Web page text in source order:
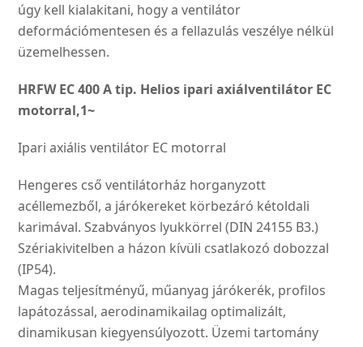
úgy kell kialakitani, hogy a ventilátor
deformációmente­sen és a fellazulás veszélye nélkül
üzemelhessen.
HRFW EC 400 A tip. Helios ipari axiálventilátor EC
motorral,1~
Ipari axiális ventilátor EC motorral
Hengeres cső ventilátorház horganyzott
acéllemezből, a járókereket körbezáró kétoldali
karimával. Szabványos lyukkörrel (DIN 24155 B3.)
Szériakivitelben a házon kívüli csatlakozó dobozzal
(IP54).
Magas teljesítményű, műanyag járókerék, profilos
lapátozással, aerodinamikailag optimalizált,
dinamikusan kiegyensúlyozott. Üzemi tartomány